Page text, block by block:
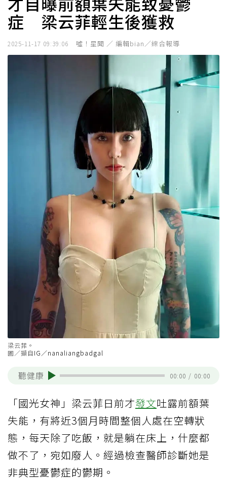
症 梁云菲輕生後獲救
2025-11-17 09:39:06 噓！星聞 ／ 編輯bian／綜合報導
梁云菲。
圖／擷自IG／nanaliangbadgal
聽健康 00:00 / 00:00
「國光女神」梁云菲日前才發文吐露前額葉
失能，有將近3個月時間整個人處在空轉狀
態，每天除了吃飯，就是躺在床上，什麼都
做不了，宛如廢人。經過檢查醫師診斷她是
非典型憂鬱症的鬱期。